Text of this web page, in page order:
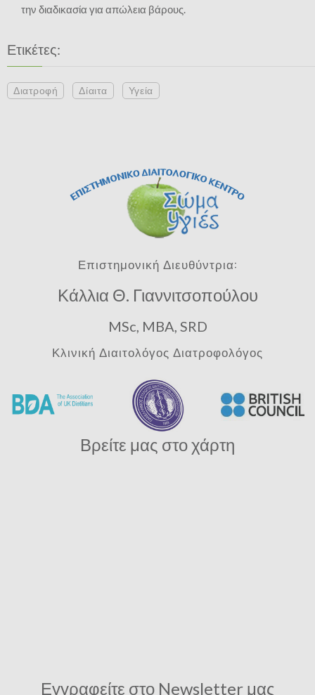
την διαδικασία για απώλεια βάρους.
Ετικέτες:
Διατροφή Δίαιτα Υγεία
Επιστημονική Διευθύντρια:
Κάλλια Θ. Γιαννιτσοπούλου
MSc, MBA, SRD
Κλινική Διαιτολόγος Διατροφολόγος
Βρείτε μας στο χάρτη
Εγγραφείτε στο Newsletter μας